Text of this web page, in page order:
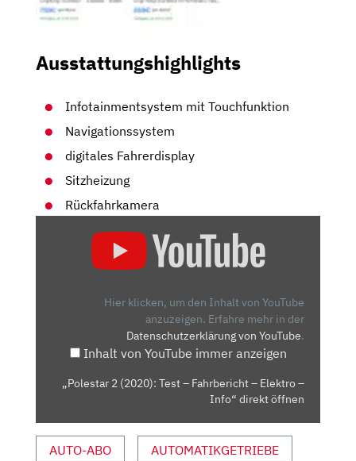
Ausstattungshighlights
Infotainmentsystem mit Touchfunktion
Navigationssystem
digitales Fahrerdisplay
Sitzheizung
Rückfahrkamera
ELEKTRO
YOUTUBE
ANZEIGEN
Hier klicken, um den Inhalt von YouTube
anzuzeigen. Erfahre mehr in der
Datenschutzerklärung von YouTube.
Inhalt von YouTube immer anzeigen
„Polestar 2 (2020): Test – Fahrbericht – Elektro –
Info“ direkt öffnen
AUTO-ABO AUTOMATIKGETRIEBE